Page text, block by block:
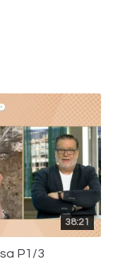
38:21
P1/3